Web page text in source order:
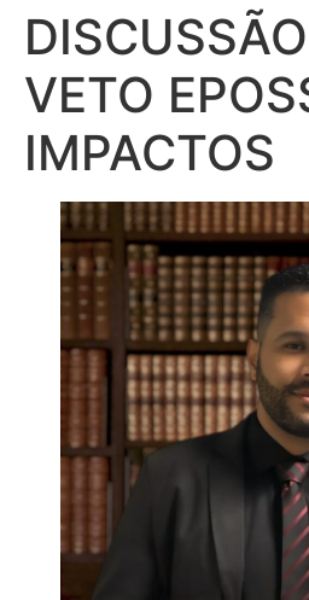
VETO
IMPACTOS